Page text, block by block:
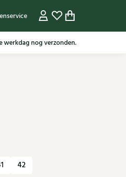
werkdag nog verzonden.
m.u.v sale artikelen.
42